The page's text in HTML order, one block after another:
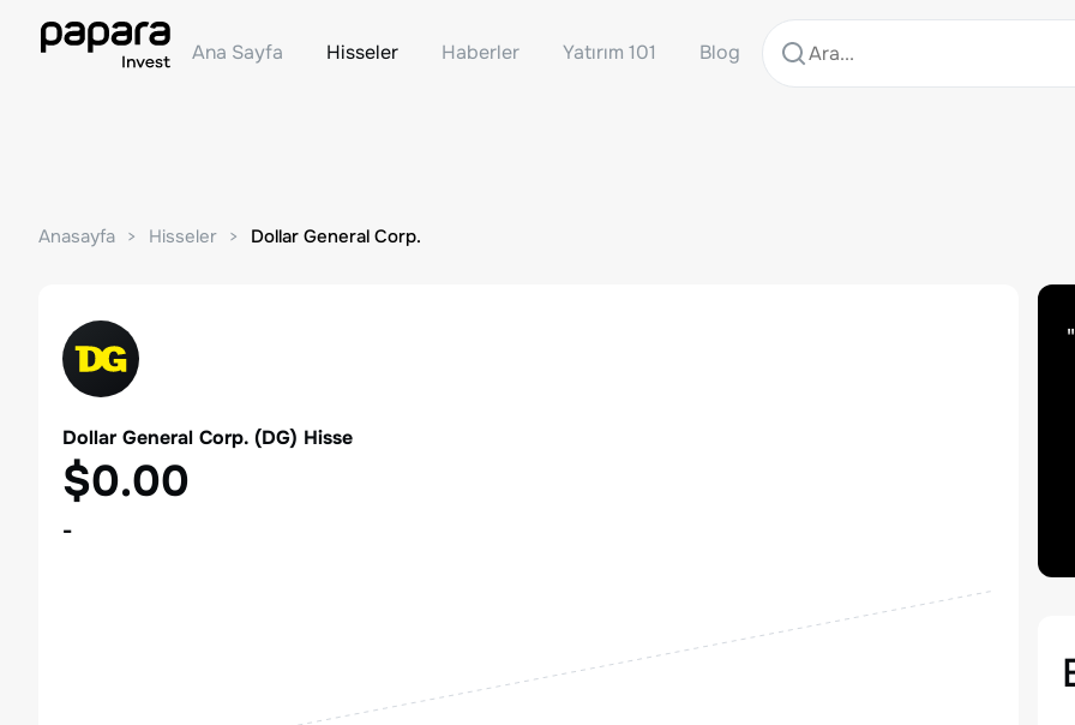
Ana Sayfa Hisseler Haberler Yatırım 101 Blog
Anasayfa Hisseler Dollar General Corp.
Dollar General Corp. (DG) Hisse
$0.00
-
"